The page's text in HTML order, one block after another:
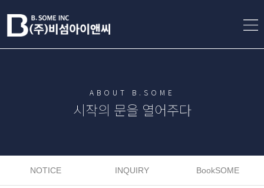
ABOUT B.SOME
시작의 문을 열어주다
NOTICE INQUIRY BookSOME